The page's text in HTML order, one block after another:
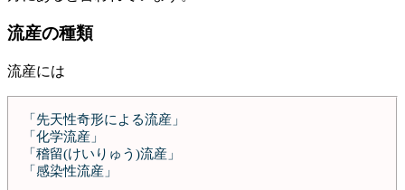
流産の種類
流産には
「先天性奇形による流産」
「化学流産」
「稽留(けいりゅう)流産」
「感染性流産」